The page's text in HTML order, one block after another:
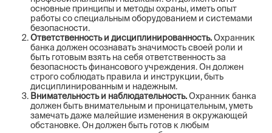
основные принципы и методы охраны, иметь опыт
работы со специальным оборудованием и системами
безопасности.
Ответственность и дисциплинированность.Охранник
банка должен осознавать значимость своей роли и
быть готовым взять на себя ответственность за
безопасность финансового учреждения. Он должен
строго соблюдать правила и инструкции, быть
дисциплинированным и надежным.
Внимательность и наблюдательность.Охранник банка
должен быть внимательным и проницательным, уметь
замечать даже малейшие изменения в окружающей
обстановке. Он должен быть готов к любым